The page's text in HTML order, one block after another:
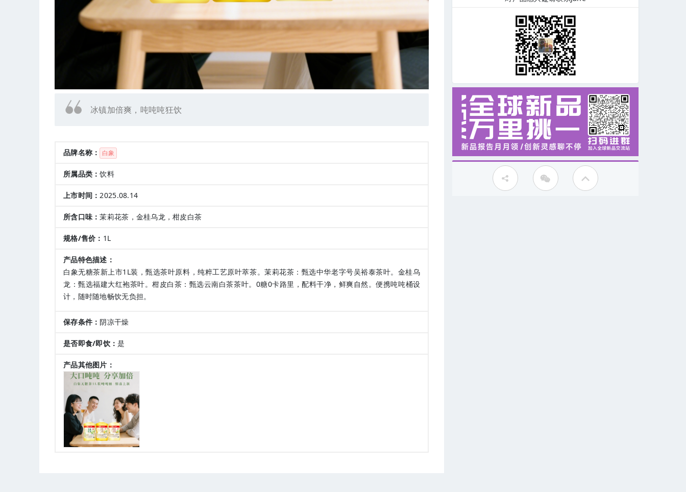
冰镇加倍爽，吨吨吨狂饮
品牌名称： 白象
所属品类：饮料
上市时间： 2025.08.14
所含口味：茉莉花茶，金桂乌龙，柑皮白茶
规格/售价： 1L
产品特色描述：
白象无糖茶新上市1L装，甄选茶叶原料，纯粹工艺原叶萃茶。茉莉花茶：甄选中华老字号吴裕泰茶叶。金桂乌
龙：甄选福建大红袍茶叶。柑皮白茶：甄选云南白茶茶叶。0糖0卡路里，配料干净，鲜爽自然。便携吨吨桶设
计，随时随地畅饮无负担。
保存条件： 阴凉干燥
是否即食/即饮：是
产品其他图片：